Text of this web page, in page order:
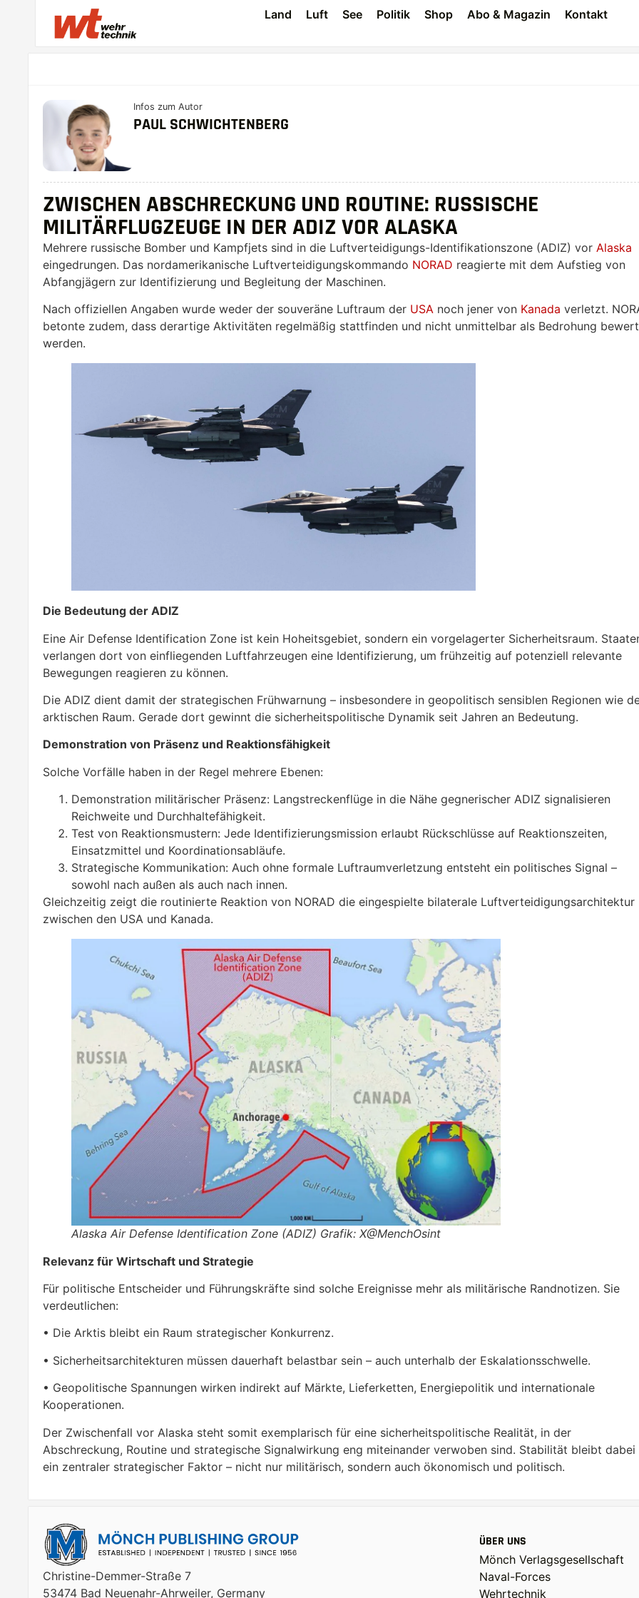
Land Luft See Politik Shop Abo & Magazin Kontakt
Infos zum Autor
PAUL SCHWICHTENBERG
ZWISCHEN ABSCHRECKUNG UND ROUTINE: RUSSISCHE
MILITÄRFLUGZEUGE IN DER ADIZ VOR ALASKA
Mehrere russische Bomber und Kampfjets sind in die Luftverteidigungs-Identifikationszone (ADIZ) vor Alaska
eingedrungen. Das nordamerikanische Luftverteidigungskommando NORAD reagierte mit dem Aufstieg von
Abfangjägern zur Identifizierung und Begleitung der Maschinen.
Nach offiziellen Angaben wurde weder der souveräne Luftraum der USAnoch jener von Kanada verletzt.
betonte zudem, dass derartige Aktivitäten regelmäßig stattfinden und nicht unmittelbar als Bedrohung
werden.
Die Bedeutung der ADIZ
Eine Air Defense Identification Zone ist kein Hoheitsgebiet, sondern ein vorgelagerter Sicherheitsraum.
verlangen dort von einfliegenden Luftfahrzeugen eine Identifizierung, um frühzeitig auf potenziell relevante
Bewegungen reagieren zu können.
Die ADIZ dient damit der strategischen Frühwarnung – insbesondere in geopolitisch sensiblen Regionen wie
arktischen Raum. Gerade dort gewinnt die sicherheitspolitische Dynamik seit Jahren an Bedeutung.
Demonstration von Präsenz und Reaktionsfähigkeit
Solche Vorfälle haben in der Regel mehrere Ebenen:
Demonstration militärischer Präsenz: Langstreckenflüge in die Nähe gegnerischer ADIZ signalisieren
Reichweite und Durchhaltefähigkeit.
Test von Reaktionsmustern: Jede Identifizierungsmission erlaubt Rückschlüsse auf Reaktionszeiten,
Einsatzmittel und Koordinationsabläufe.
Strategische Kommunikation: Auch ohne formale Luftraumverletzung entsteht ein politisches Signal –
sowohl nach außen als auch nach innen.
Gleichzeitig zeigt die routinierte Reaktion von NORAD die eingespielte bilaterale Luftverteidigungsarchitektur
zwischen den USA und Kanada.
Alaska Air Defense Identification Zone (ADIZ) Grafik: X@MenchOsint
Relevanz für Wirtschaft und Strategie
Für politische Entscheider und Führungskräfte sind solche Ereignisse mehr als militärische Randnotizen. Sie
verdeutlichen:
• Die Arktis bleibt ein Raum strategischer Konkurrenz.
• Sicherheitsarchitekturen müssen dauerhaft belastbar sein – auch unterhalb der Eskalationsschwelle.
• Geopolitische Spannungen wirken indirekt auf Märkte, Lieferketten, Energiepolitik und internationale
Kooperationen.
Der Zwischenfall vor Alaska steht somit exemplarisch für eine sicherheitspolitische Realität, in der
Abschreckung, Routine und strategische Signalwirkung eng miteinander verwoben sind. Stabilität bleibt dabei
ein zentraler strategischer Faktor – nicht nur militärisch, sondern auch ökonomisch und politisch.
Christine-Demmer-Straße 7
53474 Bad Neuenahr-Ahrweiler, Germany
ÜBER UNS
Mönch Verlagsgesellschaft
Naval-Forces
Wehrtechnik